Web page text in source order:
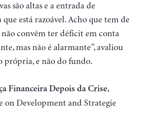
são altas e a entrada de
está razoável. Acho que tem de
convém ter déficit em conta
mas não é alarmante”, avaliou
própria, e não do fundo.
Financeira Depois da Crise,
Development and Strategie